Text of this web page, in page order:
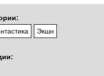
Экшн